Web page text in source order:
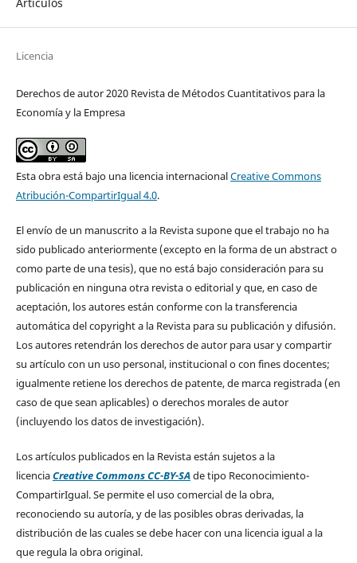
Licencia
Derechos de autor 2020 Revista de Métodos Cuantitativos para la
Economía y la Empresa
Esta obra está bajo una licencia internacionalCreative Commons
Atribución-CompartirIgual 4.0.
El envío de un manuscrito a la Revista supone que el trabajo no ha
sido publicado anteriormente (excepto en la forma de un abstract o
como parte de una tesis), que no está bajo consideración para su
publicación en ninguna otra revista o editorial y que, en caso de
aceptación, los autores están conforme con la transferencia
automática del copyright a la Revista para su publicación y difusión.
Los autores retendrán los derechos de autor para usar y compartir
su artículo con un uso personal, institucional o con fines docentes;
igualmente retiene los derechos de patente, de marca registrada (en
caso de que sean aplicables) o derechos morales de autor
(incluyendo los datos de investigación).
Los artículos publicados en la Revista están sujetos a la
licenciaCreative Commons CC-BY-SAde tipo Reconocimiento-
CompartirIgual. Se permite el uso comercial de la obra,
reconociendo su autoría, y de las posibles obras derivadas, la
distribución de las cuales se debe hacer con una licencia igual a la
que regula la obra original.